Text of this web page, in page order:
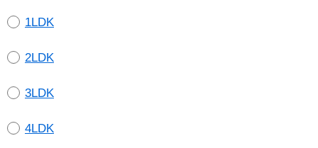
1LDK
2LDK
3LDK
4LDK